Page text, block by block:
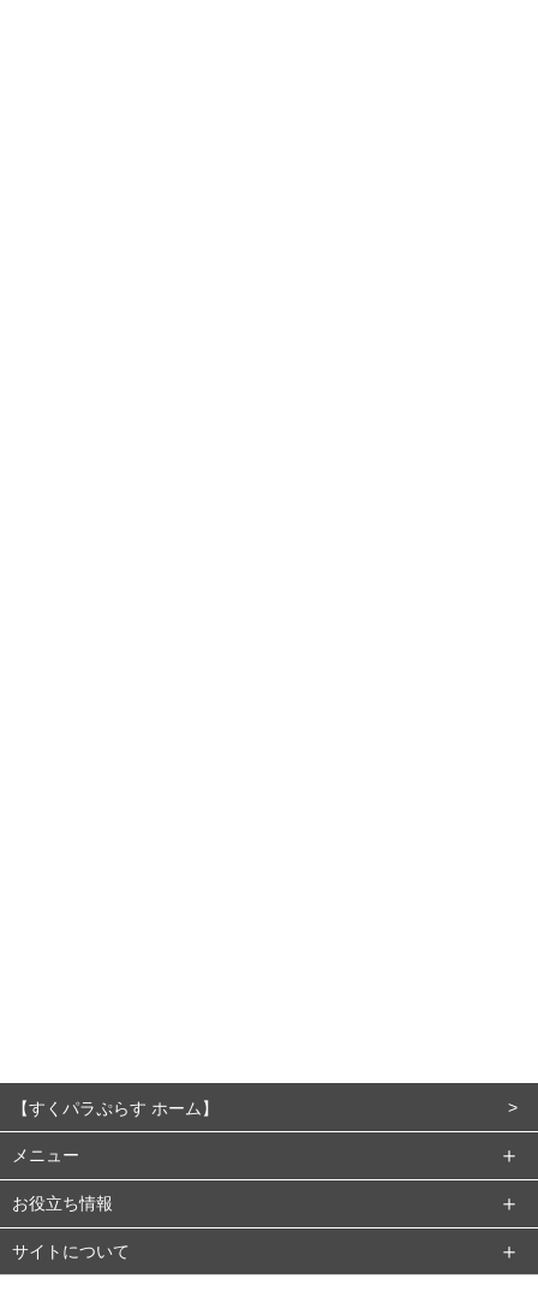
メニュー
お役立ち情報
【すくパラぷらす ホーム】
サイトについて